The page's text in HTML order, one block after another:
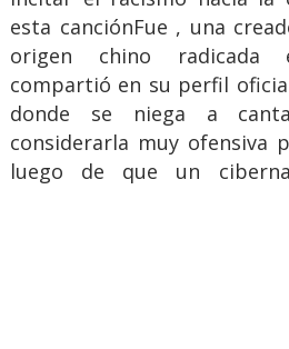
esta canciónFue , una
origen chino radicada
compartió en su perfil
donde se niega a
considerarla muy ofensiva
luego de que un